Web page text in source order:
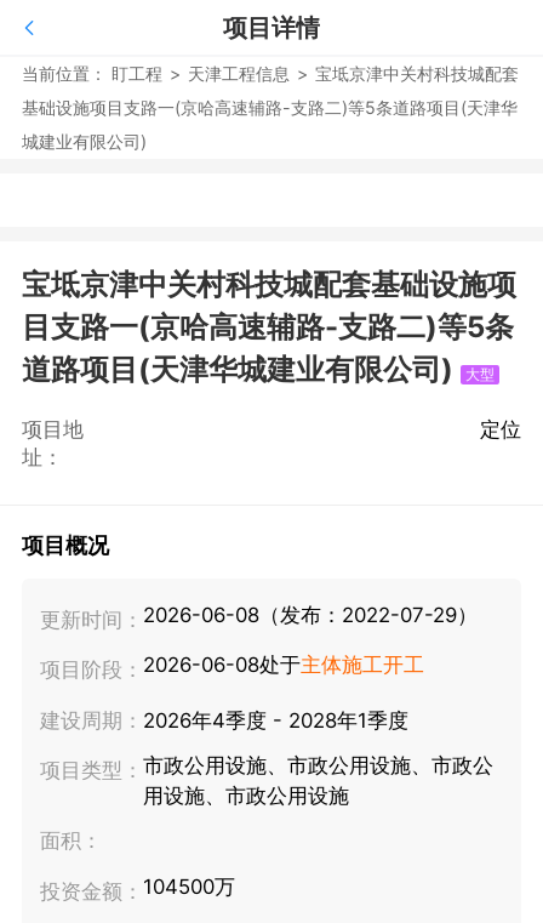
项目详情
当前位置： 盯工程 > 天津工程信息 > 宝坻京津中关村科技城配套
基础设施项目支路一(京哈高速辅路-支路二)等5条道路项目(天津华
城建业有限公司)
宝坻京津中关村科技城配套基础设施项
目支路一(京哈高速辅路-支路二)等5条
道路项目(天津华城建业有限公司)
大型
项目地
址：
定位
项目概况
更新时间： 2026-06-08（发布：2022-07-29）
项目阶段： 2026-06-08处于主体施工开工
建设周期： 2026年4季度 - 2028年1季度
项目类型： 市政公用设施、市政公用设施、市政公
用设施、市政公用设施
面积：
投资金额： 104500万